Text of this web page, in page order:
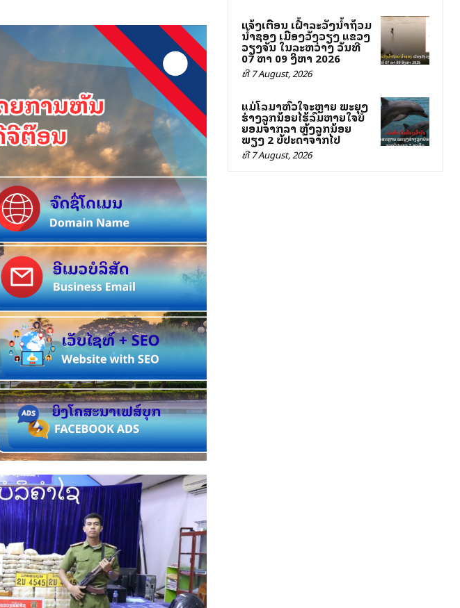
ແຈ້ງເຕືອນ ເຝົ້າລະວັງນ້ຳຖ້ວມ
ນ້ຳຊອງ ເມືອງວັງວຽງ ແຂວງ
ວຽງຈັນ ໃນລະຫວ່າງ ວັນທີ
07 ຫາ 09 ສິງຫາ 2026
ທີ 7 August, 2026
ແມ່ໂລມາຫົວໃຈສະຫຼາຍ ພະຍຸງ
ຮ່າງລູກນ້ອຍໄຮ້ລົມຫາຍໃຈບໍ່
ຍອມຈາກລາ ຫຼັງລູກນ້ອຍ
ພຽງ 2 ສັບປະດາຈາກໄປ
ທີ 7 August, 2026